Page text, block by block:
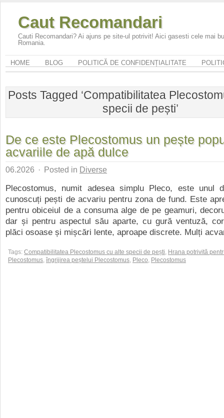
Caut Recomandari
Cauti Recomandari? Ai ajuns pe site-ul potrivit! Aici gasesti cele mai
Romania.
HOME BLOG POLITICĂ DE CONFIDENȚIALITATE
Posts Tagged ‘Compatibilitatea
specii de pești’
De ce este Plecostomus un pește
acvariile de apă dulce
06.2026 · Posted in Diverse
Plecostomus, numit adesea simplu Pleco, este unul
cunoscuți pești de acvariu pentru zona de fund. Este
pentru obiceiul de a consuma alge de pe geamuri,
dar și pentru aspectul său aparte, cu gură ventuză,
plăci osoase și mișcări lente, aproape discrete. Mulți
Tags: Compatibilitatea Plecostomus cu alte specii de pești, Hrana potrivită
Plecostomus, îngrijirea peștelui Plecostomus, Pleco, Plecostomus